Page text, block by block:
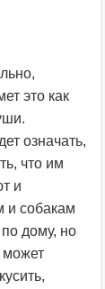
это как
означать,
что им
и
и собакам
дому, но
может